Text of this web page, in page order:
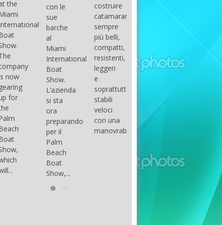
le
International
sta
il
costruire
catamarani
sempre
più belli,
compatti,
resistenti,
leggeri
e
soprattutto
stabili
veloci
con una
manovrabilità...
di
barche
ad alte
prestazioni,
che...
occur.
The
correct
parts of
the
group.